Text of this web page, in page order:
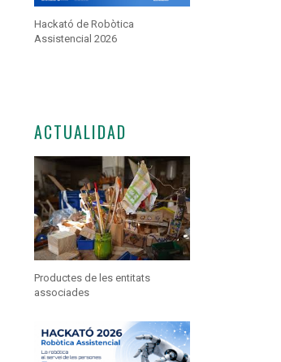
Hackató de Robòtica
Assistencial 2026
ACTUALIDAD
Productes de les entitats
associades